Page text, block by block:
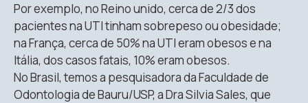
Por exemplo, no Reino unido, cerca de 2/3 dos
pacientes na UTI tinham sobrepeso ou obesidade;
na França, cerca de 50% na UTI eram obesos e na
Itália, dos casos fatais, 10% eram obesos.
No Brasil, temos a pesquisadora da Faculdade de
Odontologia de Bauru/USP, a Dra Silvia Sales, que